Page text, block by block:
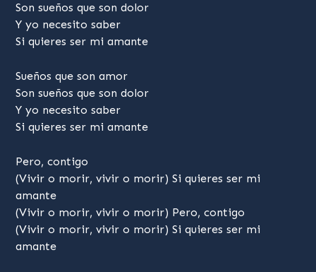
Son sueños que son dolor
Y yo necesito saber
Si quieres ser mi amante
Sueños que son amor
Son sueños que son dolor
Y yo necesito saber
Si quieres ser mi amante
Pero, contigo
(Vivir o morir, vivir o morir) Si quieres ser mi
amante
(Vivir o morir, vivir o morir) Pero, contigo
(Vivir o morir, vivir o morir) Si quieres ser mi
amante